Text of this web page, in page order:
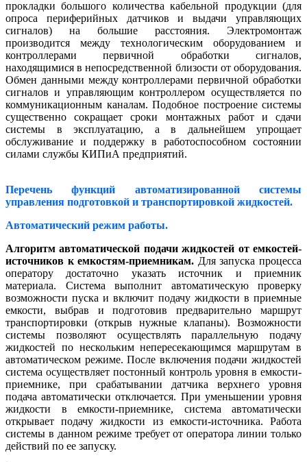
прокладки большого количества кабельной продукции (для
опроса периферийных датчиков и выдачи управляющих
сигналов) на большие расстояния. Электромонтаж
производится между технологическим оборудованием и
контроллерами первичной обработки сигналов,
находящимися в непосредственной близости от оборудования.
Обмен данными между контроллерами первичной обработки
сигналов и управляющим контроллером осуществляется по
коммуникационным каналам. Подобное построение системы
существенно сокращает сроки монтажных работ и сдачи
системы в эксплуатацию, а в дальнейшем упрощает
обслуживание и поддержку в работоспособном состоянии
силами службы КИПиА предприятий.
Перечень функций автоматизированной системы
управления подготовкой и транспортировкой жидкостей.
Автоматический режим работы.
Алгоритм автоматической подачи жидкостей от емкостей-
источников к емкостям-приемникам. Для запуска процесса
оператору достаточно указать источник и приемник
материала. Система выполнит автоматическую проверку
возможности пуска и включит подачу жидкости в приемные
емкости, выбрав и подготовив предварительно маршрут
транспортировки (открыв нужные клапаны). Возможности
системы позволяют осуществлять параллельную подачу
жидкостей по нескольким непересекающимся маршрутам в
автоматическом режиме. После включения подачи жидкостей
система осуществляет постонный контроль уровня в емкости-
приемнике, при срабатывании датчика верхнего уровня
подача автоматически отключается. При уменьшении уровня
жидкости в емкости-приемнике, система автоматически
открывает подачу жидкости из емкости-источника. Работа
системы в данном режиме требует от оператора линии только
действий по ее запуску.